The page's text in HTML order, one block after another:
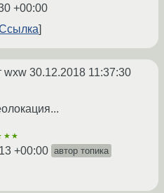
+00:00
wxw 30.12.2018 11:37:30
+00:00 автор топика